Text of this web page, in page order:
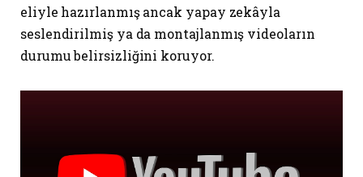
eliyle hazırlanmış ancak yapay zekâyla
seslendirilmiş ya da montajlanmış videoların
durumu belirsizliğini koruyor.